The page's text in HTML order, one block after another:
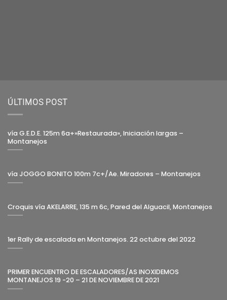
ÚLTIMOS POST
vía G.E.D.E. 125m 6a+»Restaurada», Iniciación largas –
Montanejos
vía JOGGO BONITO 100m 7c+/Ae. Miradores – Montanejos
Croquis vía AKELARRE, 135 m 6c, Pared del Alguacil, Montanejos
1er Rally de escalada en Montanejos. 22 octubre del 2022
PRIMER ENCUENTRO DE ESCALADORES/AS INOXIDEMOS
MONTANEJOS 19 -20 – 21 DE NOVIEMBRE DE 2021